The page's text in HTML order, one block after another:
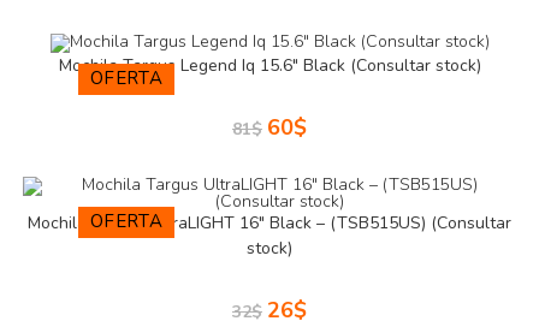
OFERTA
Mochila Targus Legend Iq 15.6″ Black (Consultar stock)
81$ 60$
OFERTA
Mochila Targus UltraLIGHT 16″ Black – (TSB515US) (Consultar
stock)
32$ 26$